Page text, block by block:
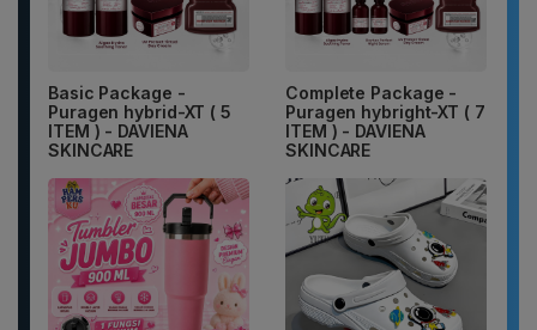
Basic Package -
Puragen hybrid-XT ( 5
ITEM ) - DAVIENA
SKINCARE
Complete Package -
Puragen hybright-XT ( 7
ITEM ) - DAVIENA
SKINCARE